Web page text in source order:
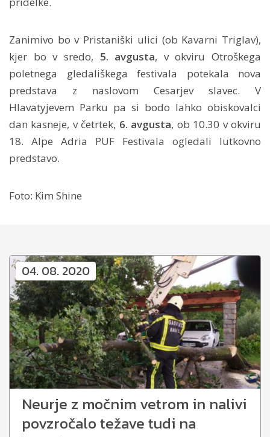
Zanimivo bo v Pristaniški ulici (ob Kavarni Triglav),
kjer bo v sredo, 5. avgusta, v okviru Otroškega
poletnega gledališkega festivala potekala nova
predstava z naslovom Cesarjev slavec. V
Hlavatyjevem Parku pa si bodo lahko obiskovalci
dan kasneje, v četrtek, 6. avgusta, ob 10.30 v okviru
18. Alpe Adria PUF Festivala ogledali lutkovno
predstavo.
Foto: Kim Shine
04. 08. 2020
Neurje z močnim vetrom in nalivi
povzročalo težave tudi na